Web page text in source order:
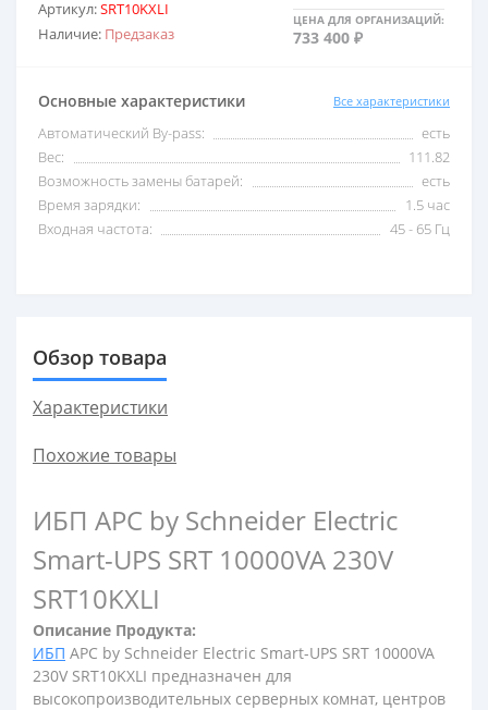
2,5 кВА
3 кВА
С USB
С внешними акб
С двойным
Артикул:SRT10KXLI
Наличие: Предзаказ
ЦЕНА ДЛЯ ОРГАНИЗАЦИЙ:
733 400 ₽
Основные характеристики Все характеристики
Автоматический By-pass:
есть
Вес:
111.82
Возможность замены батарей:
есть
Время зарядки:
1.5 час
Входная частота:
45 - 65 Гц
Обзор товара
Характеристики
Похожие товары
ИБП APC by Schneider Electric
Smart-UPS SRT 10000VA 230V
SRT10KXLI
Описание Продукта:
ИБП APC by Schneider Electric Smart-UPS SRT 10000VA
230V SRT10KXLI предназначен для
высокопроизводительных серверных комнат, центров